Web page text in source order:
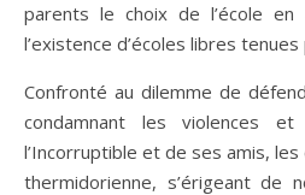
parents le choix de l’école en
l’existence d’écoles libres
Confronté au dilemme de
condamnant les violences et
l’Incorruptible et de ses amis,
thermidorienne, s’érigeant de